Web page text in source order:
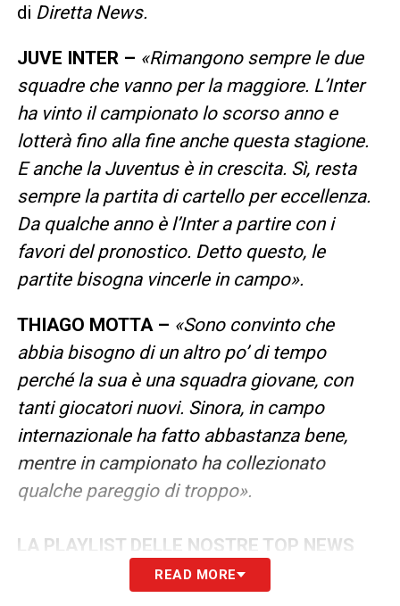
di Diretta News.
JUVE INTER – «Rimangono sempre le due
squadre che vanno per la maggiore. L’Inter
ha vinto il campionato lo scorso anno e
lotterà fino alla fine anche questa stagione.
E anche la Juventus è in crescita. Sì, resta
sempre la partita di cartello per eccellenza.
Da qualche anno è l’Inter a partire con i
favori del pronostico. Detto questo, le
partite bisogna vincerle in campo».
THIAGO MOTTA – «Sono convinto che
abbia bisogno di un altro po’ di tempo
perché la sua è una squadra giovane, con
tanti giocatori nuovi. Sinora, in campo
internazionale ha fatto abbastanza bene,
mentre in campionato ha collezionato
qualche pareggio di troppo».
LA PLAYLIST DELLE NOSTRE TOP NEWS
READ MORE